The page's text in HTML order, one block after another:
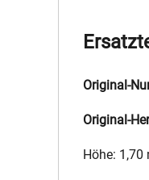
Original-
Original-
Höhe: 1,70